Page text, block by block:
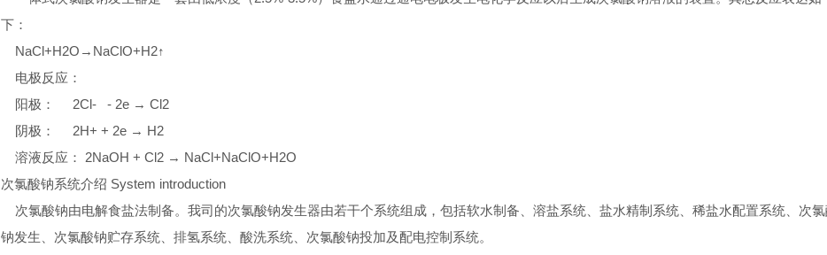
下：
NaCl+H2O→NaClO+H2↑
电极反应：
阳极： 2Cl- - 2e → Cl2
阴极： 2H+ + 2e → H2
溶液反应： 2NaOH + Cl2 → NaCl+NaClO+H2O
次氯酸钠系统介绍 System introduction
次氯酸钠由电解食盐法制备。我司的次氯酸钠发生器由若干个系统组成，包括软水制备、溶盐系统、盐水精制系统、稀盐水配置系统、次
钠发生、次氯酸钠贮存系统、排氢系统、酸洗系统、次氯酸钠投加及配电控制系统。